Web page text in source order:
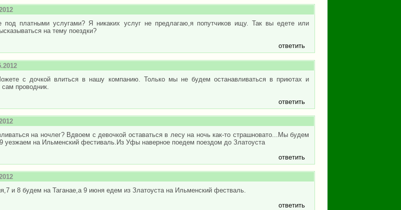
под платными услугами? Я никаких услуг не предлагаю,я попутчиков ищу. Так вы едете или
на тему поездки?
ответить
с дочкой влиться в нашу компанию. Только мы не будем останавливаться в приютах и
проводник.
ответить
на ночлег? Вдвоем с девочкой оставаться в лесу на ночь как-то страшновато...Мы будем
уезжаем на Ильменский фестиваль.Из Уфы наверное поедем поездом до Златоуста
ответить
и 8 будем на Таганае,а 9 июня едем из Златоуста на Ильменский фестваль.
ответить